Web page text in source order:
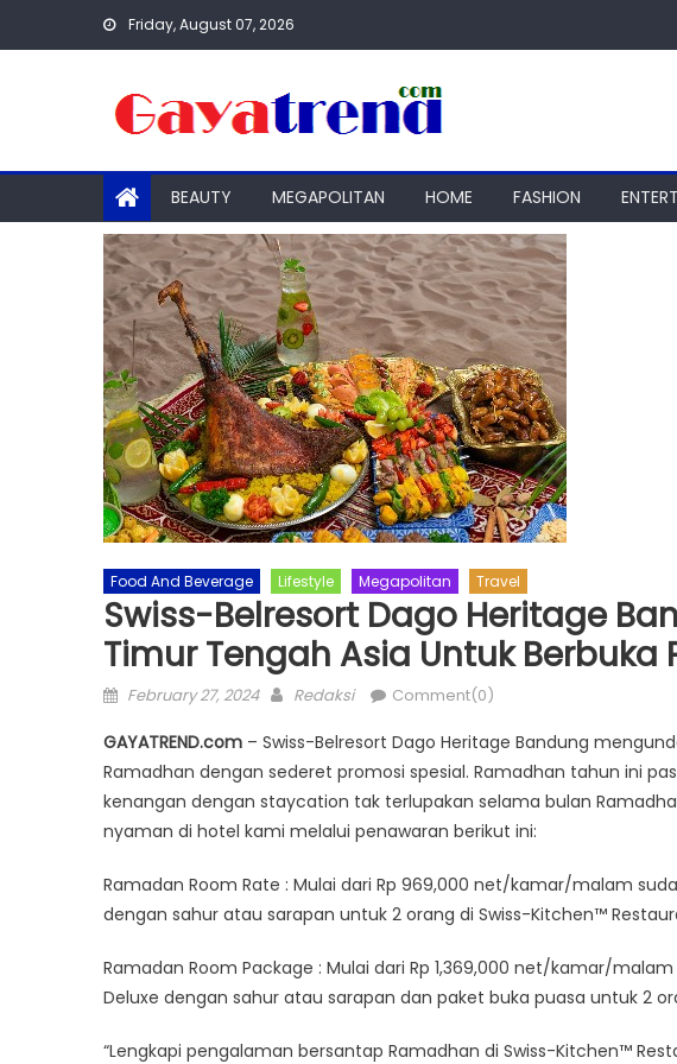
Friday, August 07, 2026
BEAUTY MEGAPOLITAN HOME FASHION
Food And Beverage Lifestyle Megapolitan Travel
Swiss-Belresort Dago Heritage
Timur Tengah Asia Untuk Berbuka
Posted
February 27, 2024 Author
Redaksi Comment(0)
GAYATREND.com – Swiss-Belresort Dago Heritage Bandung
Ramadhan dengan sederet promosi spesial. Ramadhan tahun ini
kenangan dengan staycation tak terlupakan selama bulan
nyaman di hotel kami melalui penawaran berikut ini:
Ramadan Room Rate : Mulai dari Rp 969,000 net/kamar/malam
dengan sahur atau sarapan untuk 2 orang di Swiss-Kitchen™
Ramadan Room Package : Mulai dari Rp 1,369,000 net/kamar/
Deluxe dengan sahur atau sarapan dan paket buka puasa untuk 2
“Lengkapi pengalaman bersantap Ramadhan di Swiss-Kitchen™